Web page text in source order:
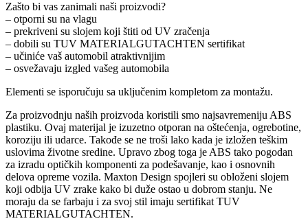
Zašto bi vas zanimali naši proizvodi?
– otporni su na vlagu
– prekriveni su slojem koji štiti od UV zračenja
– dobili su TUV MATERIALGUTACHTEN sertifikat
– učiniće vaš automobil atraktivnijim
– osvežavaju izgled vašeg automobila
Elementi se isporučuju sa uključenim kompletom za montažu.
Za proizvodnju naših proizvoda koristili smo najsavremeniju ABS
plastiku. Ovaj materijal je izuzetno otporan na oštećenja, ogrebotine,
koroziju ili udarce. Takođe se ne troši lako kada je izložen teškim
uslovima životne sredine. Upravo zbog toga je ABS tako pogodan
za izradu optičkih komponenti za podešavanje, kao i osnovnih
delova opreme vozila. Maxton Design spojleri su obloženi slojem
koji odbija UV zrake kako bi duže ostao u dobrom stanju. Ne
moraju da se farbaju i za svoj stil imaju sertifikat TUV
MATERIALGUTACHTEN.